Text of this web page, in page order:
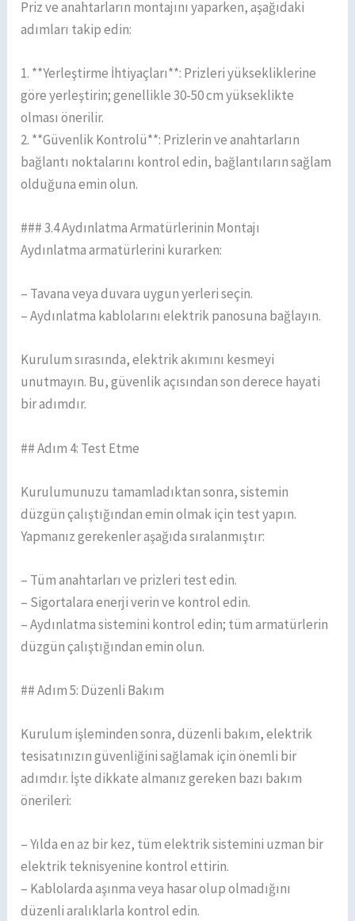
Priz ve anahtarların montajını yaparken, aşağıdaki
adımları takip edin:
1. **Yerleştirme İhtiyaçları**: Prizleri yüksekliklerine
göre yerleştirin; genellikle 30-50 cm yükseklikte
olması önerilir.
2. **Güvenlik Kontrolü**: Prizlerin ve anahtarların
bağlantı noktalarını kontrol edin, bağlantıların sağlam
olduğuna emin olun.
### 3.4 Aydınlatma Armatürlerinin Montajı
Aydınlatma armatürlerini kurarken:
– Tavana veya duvara uygun yerleri seçin.
– Aydınlatma kablolarını elektrik panosuna bağlayın.
Kurulum sırasında, elektrik akımını kesmeyi
unutmayın. Bu, güvenlik açısından son derece hayati
bir adımdır.
## Adım 4: Test Etme
Kurulumunuzu tamamladıktan sonra, sistemin
düzgün çalıştığından emin olmak için test yapın.
Yapmanız gerekenler aşağıda sıralanmıştır:
– Tüm anahtarları ve prizleri test edin.
– Sigortalara enerji verin ve kontrol edin.
– Aydınlatma sistemini kontrol edin; tüm armatürlerin
düzgün çalıştığından emin olun.
## Adım 5: Düzenli Bakım
Kurulum işleminden sonra, düzenli bakım, elektrik
tesisatınızın güvenliğini sağlamak için önemli bir
adımdır. İşte dikkate almanız gereken bazı bakım
önerileri:
– Yılda en az bir kez, tüm elektrik sistemini uzman bir
elektrik teknisyenine kontrol ettirin.
– Kablolarda aşınma veya hasar olup olmadığını
düzenli aralıklarla kontrol edin.